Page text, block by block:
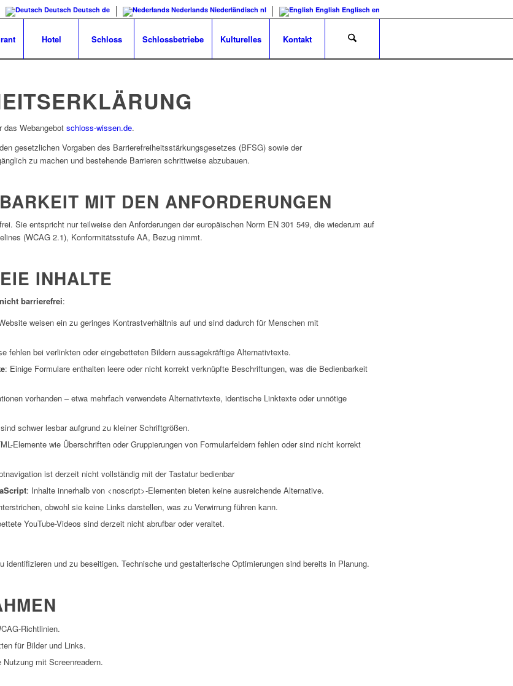
Deutsch Deutsch de Nederlands Niederländisch nl English Englisch en
Hotel Schloss Schlossbetriebe Kulturelles Kontakt
das Webangebot schloss-wissen.de.
gesetzlichen Vorgaben des Barrierefreiheitsstärkungsgesetzes (BFSG) sowie der
zu machen und bestehende Barrieren schrittweise abzubauen.
MIT DEN ANFORDERUNGEN
Sie entspricht nur teilweise den Anforderungen der europäischen Norm EN 301 549, die wiederum auf
(WCAG 2.1), Konformitätsstufe AA, Bezug nimmt.
INHALTE
barrierefrei:
weisen ein zu geringes Kontrastverhältnis auf und sind dadurch für Menschen mit
fehlen bei verlinkten oder eingebetteten Bildern aussagekräftige Alternativtexte.
: Einige Formulare enthalten leere oder nicht korrekt verknüpfte Beschriftungen, was die Bedienbarkeit
vorhanden – etwa mehrfach verwendete Alternativtexte, identische Linktexte oder unnötige
schwer lesbar aufgrund zu kleiner Schriftgrößen.
Elemente wie Überschriften oder Gruppierungen von Formularfeldern fehlen oder sind nicht korrekt
ist derzeit nicht vollständig mit der Tastatur bedienbar
: Inhalte innerhalb von <noscript>-Elementen bieten keine ausreichende Alternative.
obwohl sie keine Links darstellen, was zu Verwirrung führen kann.
YouTube-Videos sind derzeit nicht abrufbar oder veraltet.
identifizieren und zu beseitigen. Technische und gestalterische Optimierungen sind bereits in Planung.
Richtlinien.
für Bilder und Links.
mit Screenreadern.